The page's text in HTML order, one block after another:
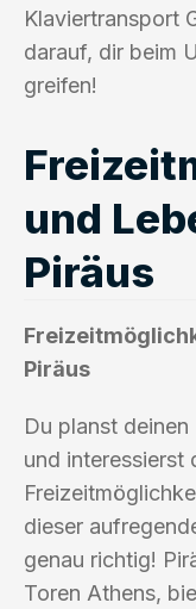
Klaviertransport
darauf, dir beim
greifen!
und
Piräus
Piräus
Du planst
und interessierst
dieser
genau richtig!
Toren Athens,